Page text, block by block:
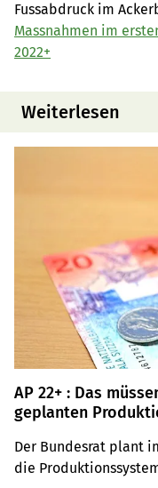
Fussabdruck im
Massnahmen im
2022+
Weiterlesen
AP 22+ : Das
geplanten
Der Bundesrat plant
die